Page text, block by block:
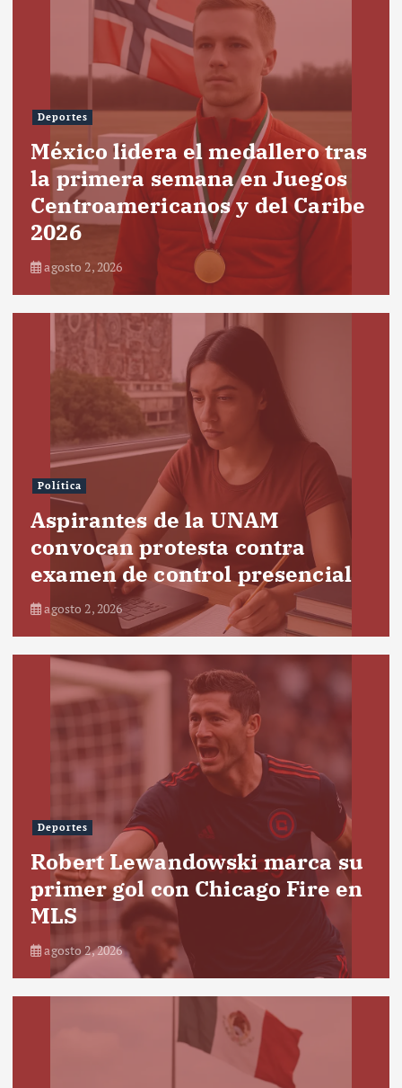
Deportes
México lidera el medallero tras
la primera semana en Juegos
Centroamericanos y del Caribe
2026
agosto 2, 2026
Política
Aspirantes de la UNAM
convocan protesta contra
examen de control presencial
agosto 2, 2026
Deportes
Robert Lewandowski marca su
primer gol con Chicago Fire en
MLS
agosto 2, 2026